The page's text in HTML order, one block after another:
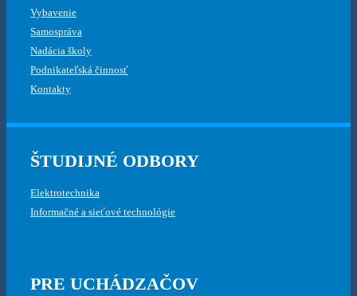
Vybavenie
Samospráva
Nadácia školy
Podnikateľská činnosť
Kontakty
ŠTUDIJNÉ ODBORY
Elektrotechnika
Informačné a sieťové technológie
PRE UCHÁDZAČOV